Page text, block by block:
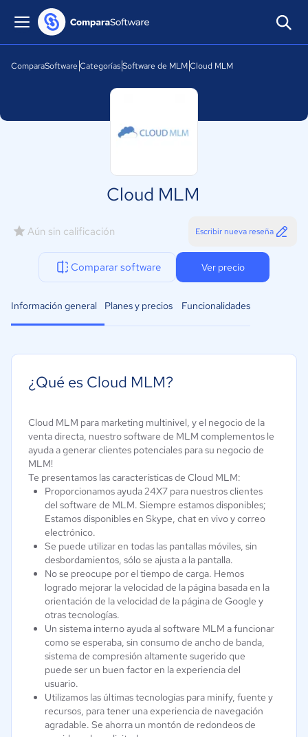
ComparaSoftware CategoríasSoftware de MLMCloud MLM
Cloud MLM
Aún sin calificación Escribir nueva reseña
Comparar software Ver precio
Información general Planes y precios Funcionalidades
¿Qué es Cloud MLM?
Cloud MLM para marketing multinivel, y el negocio de la
venta directa, nuestro software de MLM complementos le
ayuda a generar clientes potenciales para su negocio de
MLM!
Te presentamos las características de Cloud MLM:
Proporcionamos ayuda 24X7 para nuestros clientes
del software de MLM. Siempre estamos disponibles;
Estamos disponibles en Skype, chat en vivo y correo
electrónico.
Se puede utilizar en todas las pantallas móviles, sin
desbordamientos, sólo se ajusta a la pantalla.
No se preocupe por el tiempo de carga. Hemos
logrado mejorar la velocidad de la página basada en la
orientación de la velocidad de la página de Google y
otras tecnologías.
Un sistema interno ayuda al software MLM a funcionar
como se esperaba, sin consumo de ancho de banda,
sistema de compresión altamente sugerido que
puede ser un buen factor en la experiencia del
usuario.
Utilizamos las últimas tecnologías para minify, fuente y
recursos, para tener una experiencia de navegación
agradable. Se ahorra un montón de redondeos de